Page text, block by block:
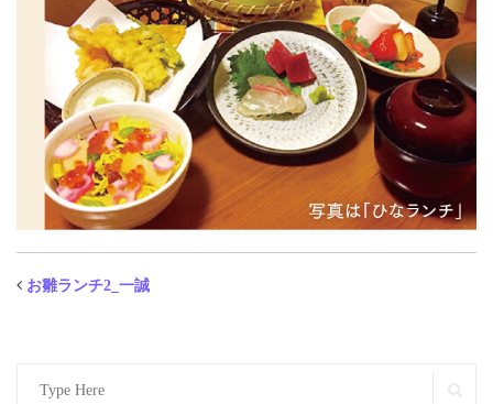
お雛ランチ2_一誠
Search